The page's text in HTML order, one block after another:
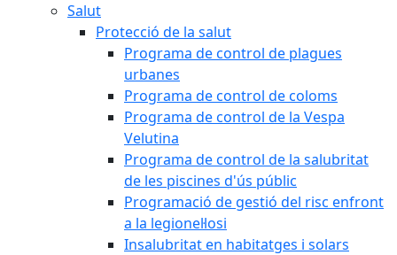
Salut
Protecció de la salut
Programa de control de plagues
urbanes
Programa de control de coloms
Programa de control de la Vespa
Velutina
Programa de control de la salubritat
de les piscines d'ús públic
Programació de gestió del risc enfront
a la legionel·losi
Insalubritat en habitatges i solars